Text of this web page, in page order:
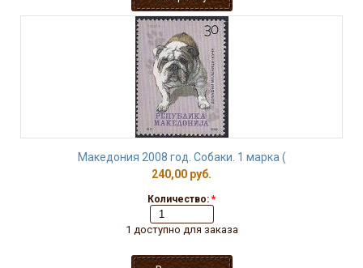
Македония 2008 год. Собаки. 1 марка (
240,00 руб.
Количество: *
1 доступно для заказа